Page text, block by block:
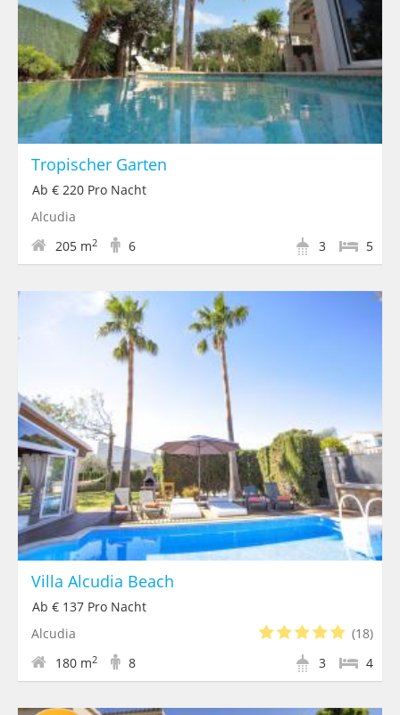
Tropischer Garten
Ab € 220 Pro Nacht
Alcudia
205 m2 6 5
3
Villa Alcudia Beach
Ab € 137 Pro Nacht
Alcudia
(18)
180 m2 8 4
3